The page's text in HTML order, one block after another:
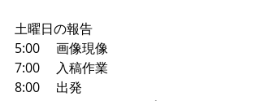
土曜日の報告
5:00     画像現像
7:00     入稿作業
8:00     出発